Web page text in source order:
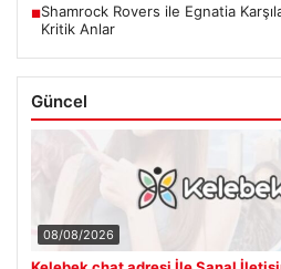
■Shamrock Rovers ile Egnatia
Kritik Anlar
Güncel
08/08/2026